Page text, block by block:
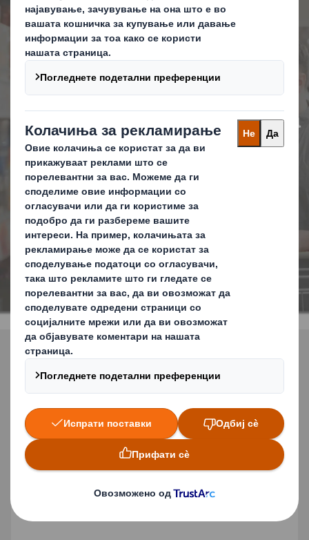
Амбалажата за
широка потрошувачка
што се издвојува
КОНТАКТИРАЈТЕ НЕ
Замена на
проблематичната
пластика
Откријте ги нашите одржливи